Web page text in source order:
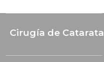
Cirugía de Catarata